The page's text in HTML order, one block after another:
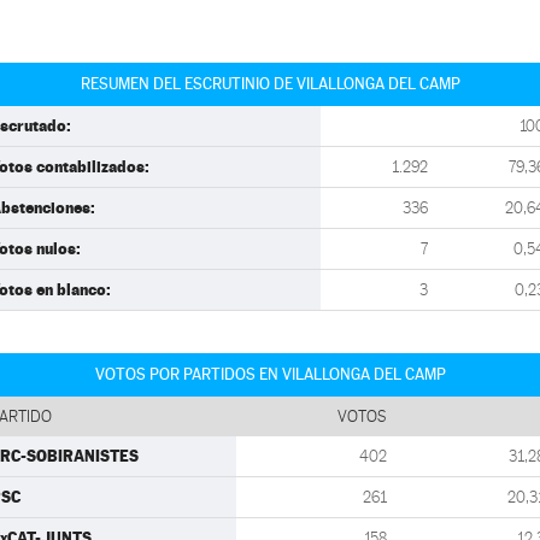
RESUMEN DEL ESCRUTINIO DE VILALLONGA DEL CAMP
contabilizados: 1.292
336
nulos: 7
en blanco: 3
VOTOS POR PARTIDOS EN VILALLONGA DEL CAMP
VOTOS
SOBIRANISTES 402
261